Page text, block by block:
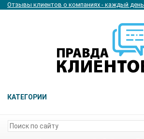
Отзывы клиентов о компаниях - каждый
КАТЕГОРИИ